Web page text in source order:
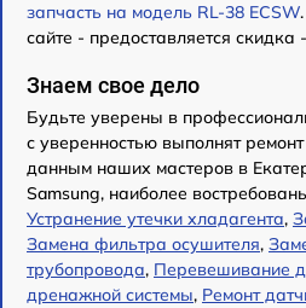
запчасть на модель RL-38 ECSW
сайте - предоставляется скидка
Знаем свое дело
Будьте уверены в
с уверенностью выполнят
данным наших мастеров в
Samsung, наиболее
Устранение утечки хладагента,
Замена фильтра осушителя,
трубопровода, Перевешивание
дренажной системы, Ремонт